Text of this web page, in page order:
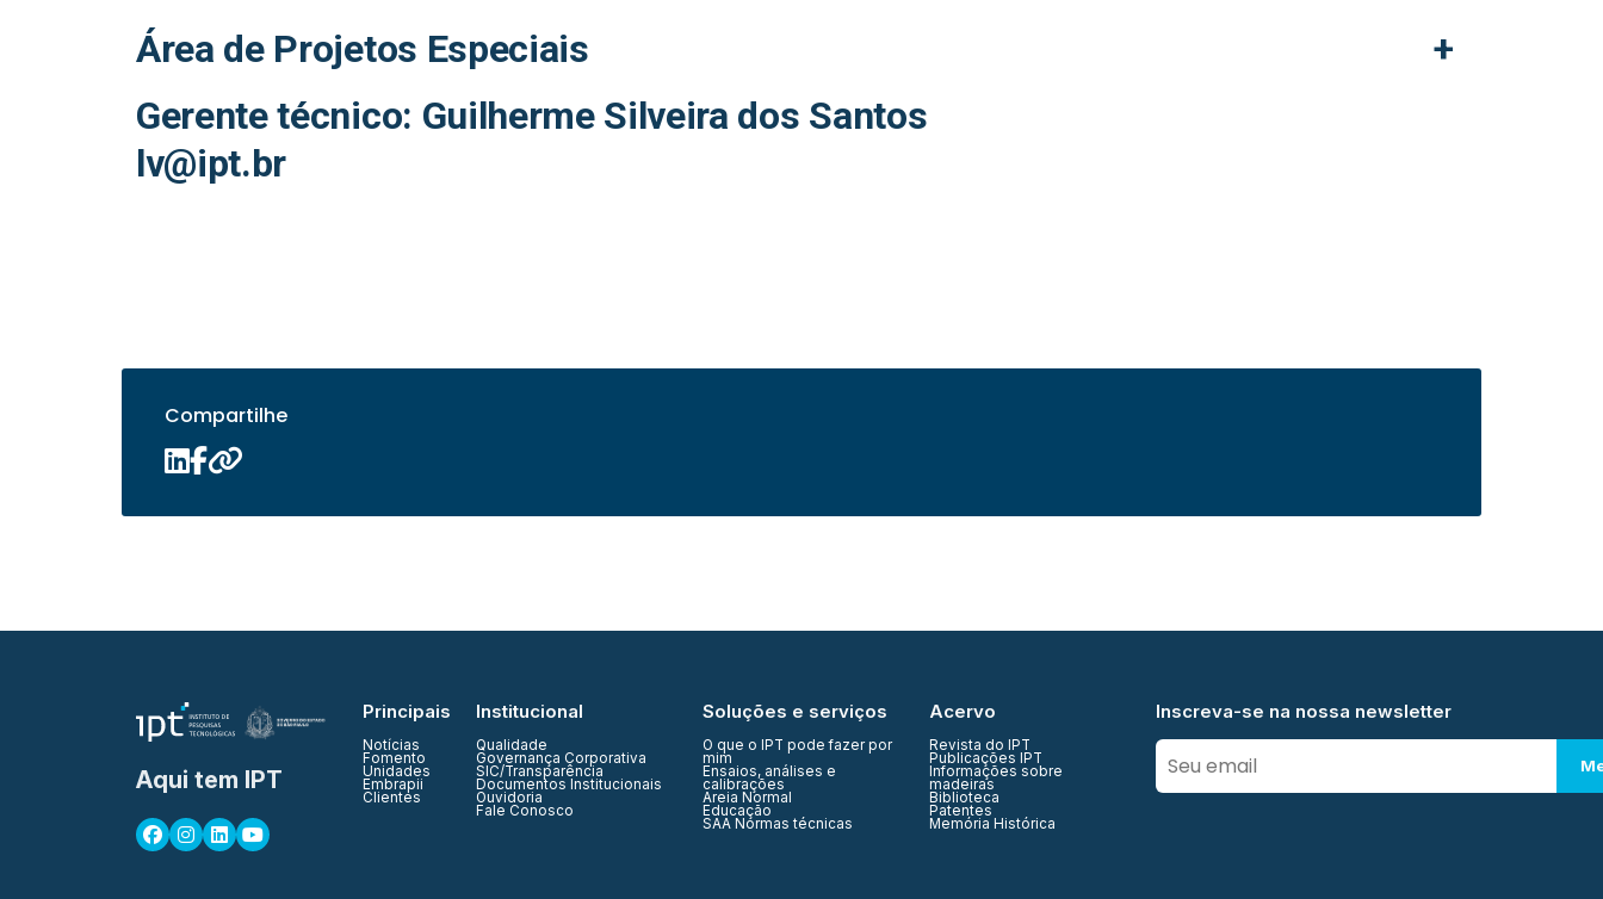
Área de Projetos Especiais
+
Gerente técnico: Guilherme Silveira dos Santos
lv@ipt.br
Compartilhe
Aqui tem IPT
Principais
Notícias
Fomento
Unidades
Embrapii
Clientes
Institucional
Qualidade
Governança Corporativa
SIC/Transparência
Documentos Institucionais
Ouvidoria
Fale Conosco
Soluções e serviços
O que o IPT pode fazer por
mim
Ensaios, análises e
calibrações
Areia Normal
Educação
SAA Normas técnicas
Acervo
Revista do IPT
Publicações IPT
Informações sobre
madeiras
Biblioteca
Patentes
Memória Histórica
Inscreva-se na nossa newsletter